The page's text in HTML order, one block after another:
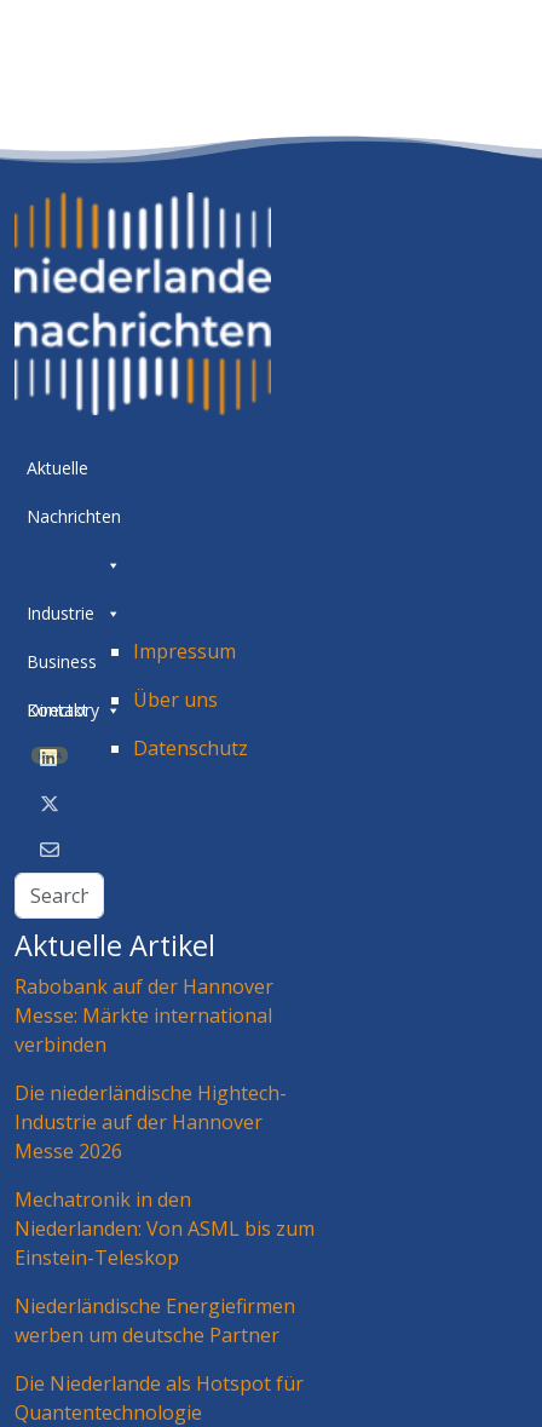
Aktuelle
Nachrichten
Industrie
Business
Directory
BETA
Kontakt
Impressum
Über uns
Datenschutz
Aktuelle Artikel
Rabobank auf der Hannover
Messe: Märkte international
verbinden
Die niederländische Hightech-
Industrie auf der Hannover
Messe 2026
Mechatronik in den
Niederlanden: Von ASML bis zum
Einstein-Teleskop
Niederländische Energiefirmen
werben um deutsche Partner
Die Niederlande als Hotspot für
Quantentechnologie